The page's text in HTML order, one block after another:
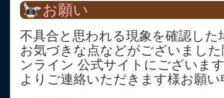
お願い
不具合と思われる現象を確認した
お気づきな点などがございまし
ンライン 公式サイトにございま
よりご連絡いただきます様お願